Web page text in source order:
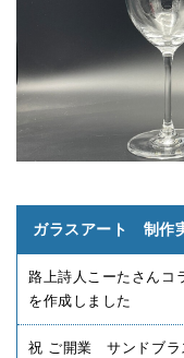
ガラスアート 制作
路上詩人こーたさん
を作成しました
祝 ご開業 サンドブラ